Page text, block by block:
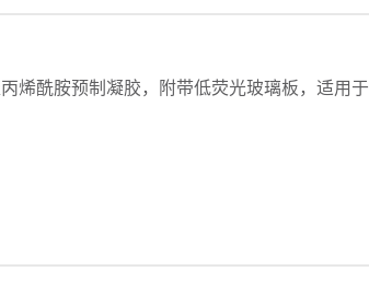
丙烯酰胺预制凝胶，附带低荧光玻璃板，适用于